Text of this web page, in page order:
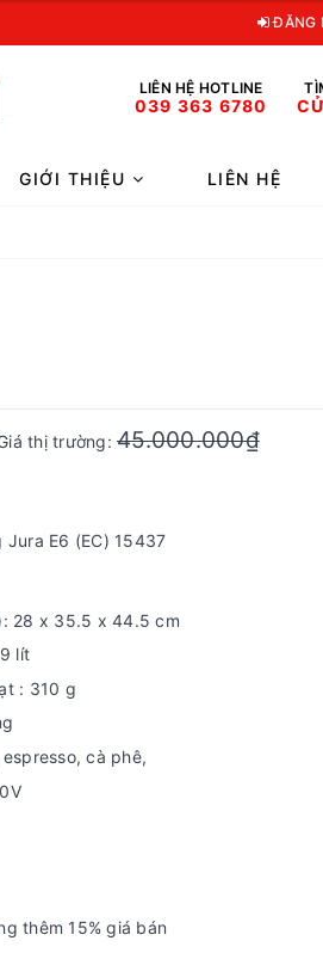
ĐĂNG
LIÊN HỆ HOTLINE
039 363 6780
GIỚI THIỆU LIÊN HỆ
thị trường: 45.000.000₫
Jura E6 (EC) 15437
28 x 35.5 x 44.5 cm
lít
: 310 g
cà phê,
thêm 15% giá bán